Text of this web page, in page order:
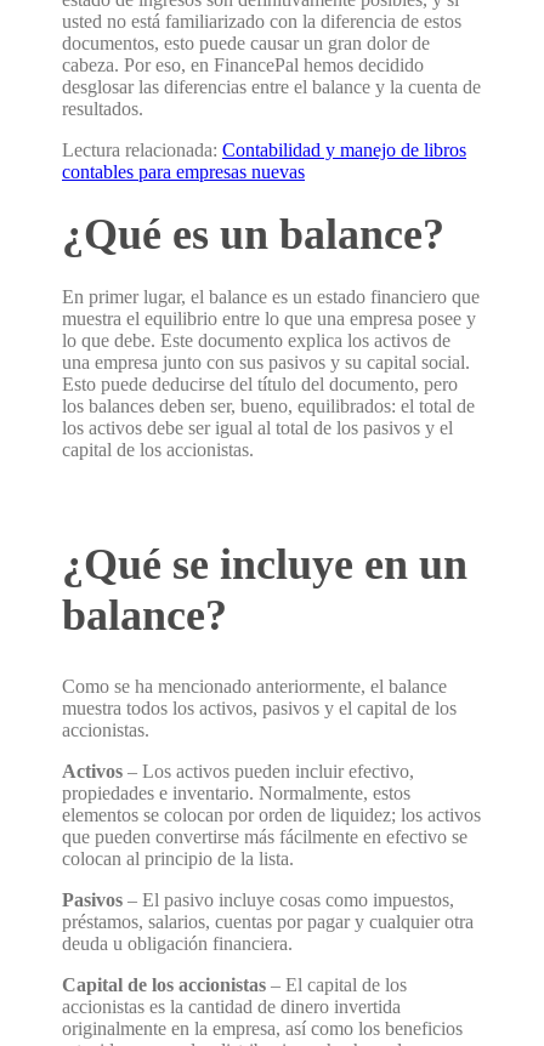
usted no está familiarizado con la diferencia de estos
documentos, esto puede causar un gran dolor de
cabeza. Por eso, en FinancePal hemos decidido
desglosar las diferencias entre el balance y la cuenta de
resultados.
Lectura relacionada: Contabilidad y manejo de libros
contables para empresas nuevas
¿Qué es un balance?
En primer lugar, el balance es un estado financiero que
muestra el equilibrio entre lo que una empresa posee y
lo que debe. Este documento explica los activos de
una empresa junto con sus pasivos y su capital social.
Esto puede deducirse del título del documento, pero
los balances deben ser, bueno, equilibrados: el total de
los activos debe ser igual al total de los pasivos y el
capital de los accionistas.
¿Qué se incluye en un
balance?
Como se ha mencionado anteriormente, el balance
muestra todos los activos, pasivos y el capital de los
accionistas.
Activos – Los activos pueden incluir efectivo,
propiedades e inventario. Normalmente, estos
elementos se colocan por orden de liquidez; los activos
que pueden convertirse más fácilmente en efectivo se
colocan al principio de la lista.
Pasivos – El pasivo incluye cosas como impuestos,
préstamos, salarios, cuentas por pagar y cualquier otra
deuda u obligación financiera.
Capital de los accionistas – El capital de los
accionistas es la cantidad de dinero invertida
originalmente en la empresa, así como los beneficios